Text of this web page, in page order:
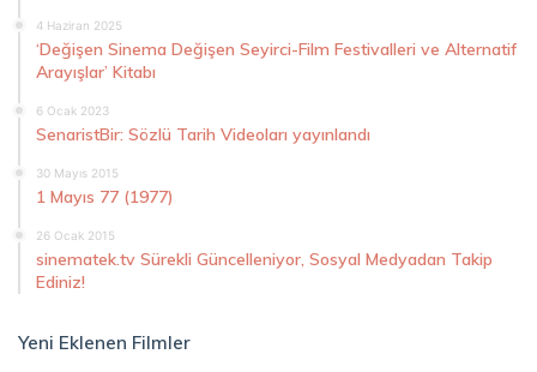
4 Haziran 2025
‘Değişen Sinema Değişen Seyirci-Film Festivalleri ve Alternatif
Arayışlar’ Kitabı
6 Ocak 2023
SenaristBir: Sözlü Tarih Videoları yayınlandı
30 Mayıs 2015
1 Mayıs 77 (1977)
26 Ocak 2015
sinematek.tv Sürekli Güncelleniyor, Sosyal Medyadan Takip
Ediniz!
Yeni Eklenen Filmler